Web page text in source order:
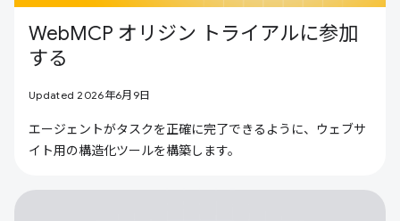
WebMCP オリジン トライアルに参加
する
Updated 2026年6月9日
エージェントがタスクを正確に完了できるように、ウェブサ
イト用の構造化ツールを構築します。